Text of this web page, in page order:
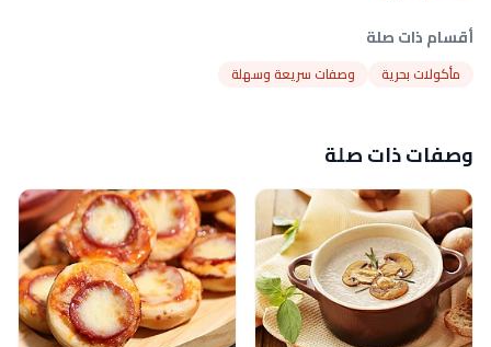
أقسام ذات صلة
مأكولات بحرية وصفات سريعة وسهلة
وصفات ذات صلة